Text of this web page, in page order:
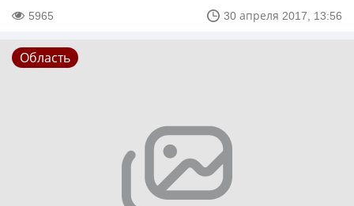
5965 30 апреля 2017, 13:56
Область